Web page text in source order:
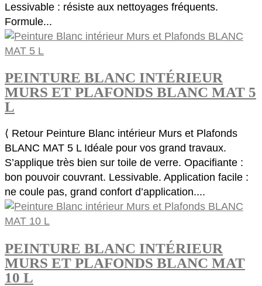
Lessivable : résiste aux nettoyages fréquents.
Formule...
PEINTURE BLANC INTÉRIEUR
MURS ET PLAFONDS BLANC MAT 5
L
⟨ Retour Peinture Blanc intérieur Murs et Plafonds
BLANC MAT 5 L Idéale pour vos grand travaux.
S’applique très bien sur toile de verre. Opacifiante :
bon pouvoir couvrant. Lessivable. Application facile :
ne coule pas, grand confort d’application....
PEINTURE BLANC INTÉRIEUR
MURS ET PLAFONDS BLANC MAT
10 L